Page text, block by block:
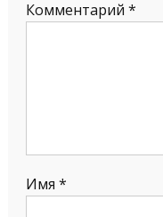
Комментарий *
Имя *